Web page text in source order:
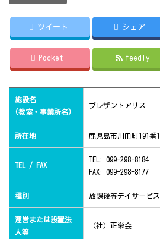
ツイート シェア
Pocket feedly
施設名
(教室・事業所名)
プレザントアリス
所在地 鹿児島市川田町191番1
TEL / FAX
TEL: 099-298-8184
FAX: 099-298-8177
種別 放課後等デイサービス
運営または設置法
人等
（社）正栄会